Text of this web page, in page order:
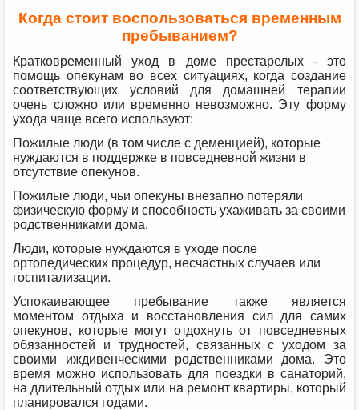
Когда стоит воспользоваться временным
пребыванием?
Кратковременный уход в доме престарелых - это
помощь опекунам во всех ситуациях, когда создание
соответствующих условий для домашней терапии
очень сложно или временно невозможно. Эту форму
ухода чаще всего используют:
Пожилые люди (в том числе с деменцией), которые
нуждаются в поддержке в повседневной жизни в
отсутствие опекунов.
Пожилые люди, чьи опекуны внезапно потеряли
физическую форму и способность ухаживать за своими
родственниками дома.
Люди, которые нуждаются в уходе после
ортопедических процедур, несчастных случаев или
госпитализации.
Успокаивающее пребывание также является
моментом отдыха и восстановления сил для самих
опекунов, которые могут отдохнуть от повседневных
обязанностей и трудностей, связанных с уходом за
своими иждивенческими родственниками дома. Это
время можно использовать для поездки в санаторий,
на длительный отдых или на ремонт квартиры, который
планировался годами.